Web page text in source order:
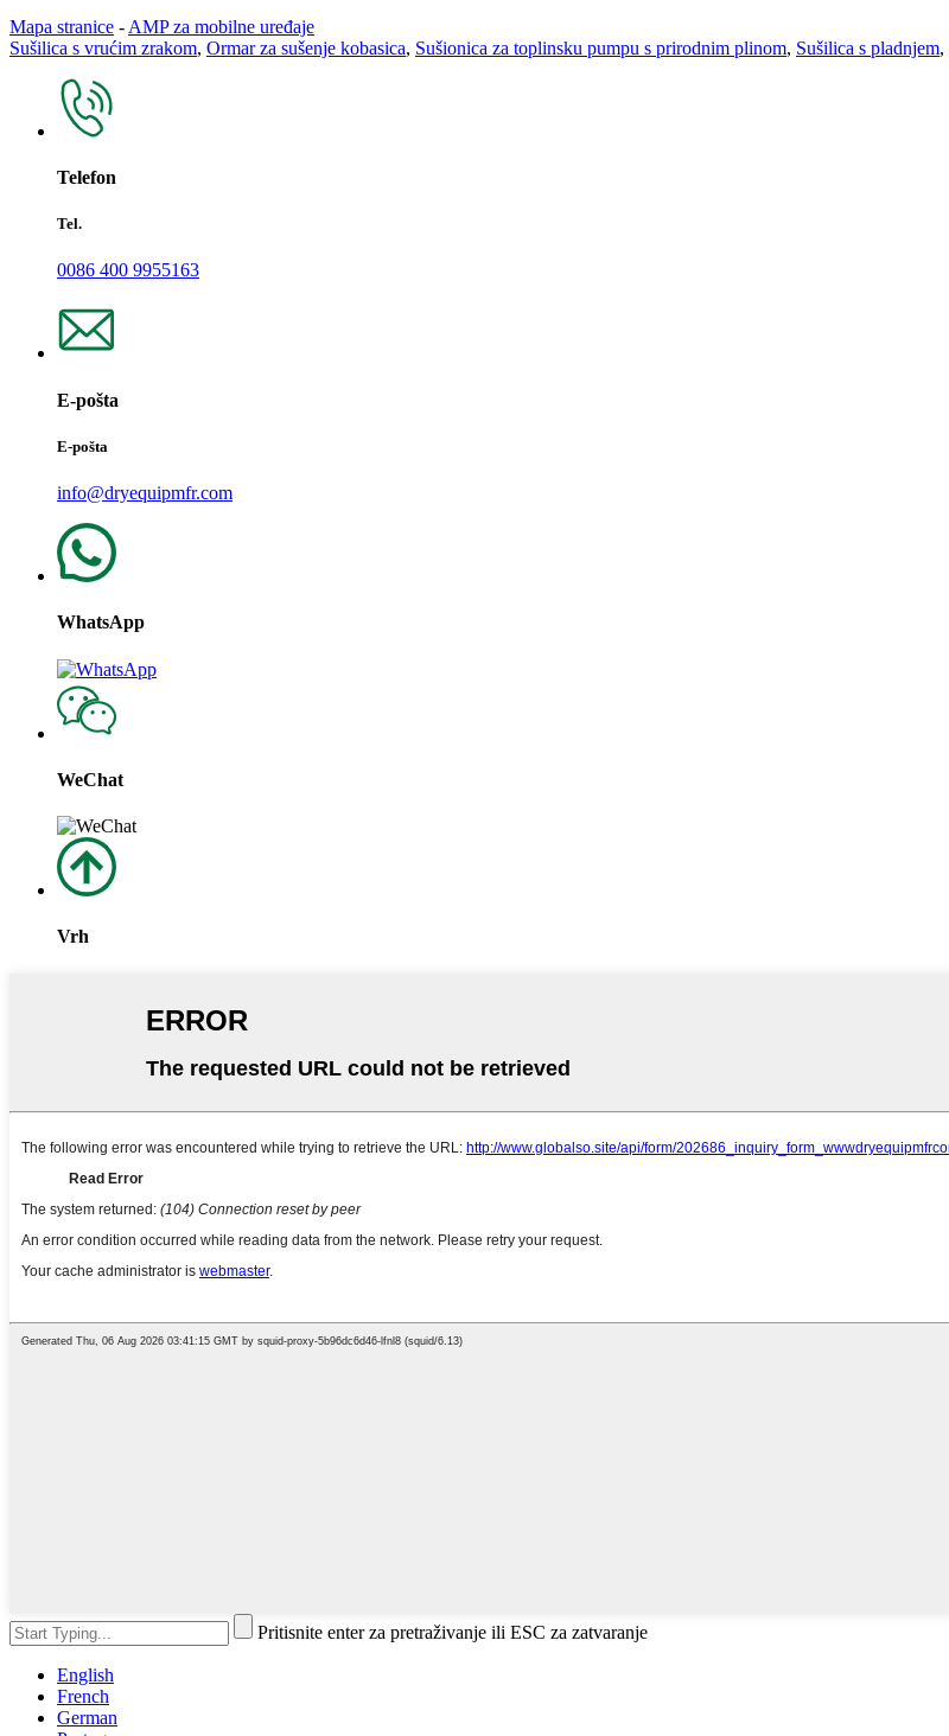
Mapa stranice - AMP za mobilne uređaje
Sušilica s vrućim zrakom, Ormar za sušenje kobasica, Sušionica za toplinsku pumpu s prirodnim plinom, Sušilica s pladnjem,
Telefon
Tel.
0086 400 9955163
E-pošta
E-pošta
info@dryequipmfr.com
WhatsApp
WeChat
Vrh
Pritisnite enter za pretraživanje ili ESC za zatvaranje
English
French
German